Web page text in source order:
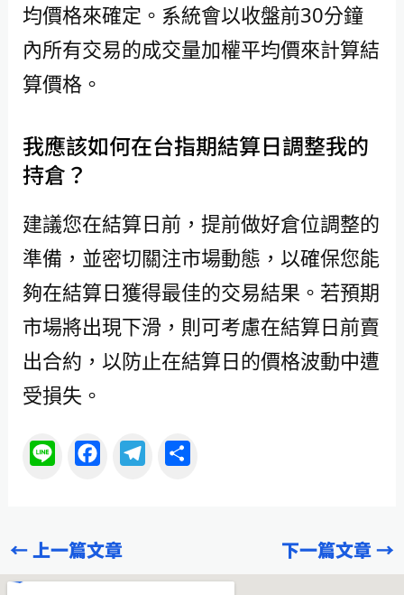
均價格來確定。系統會以收盤前30分鐘
內所有交易的成交量加權平均價來計算結
算價格。
我應該如何在台指期結算日調整我的
持倉？
建議您在結算日前，提前做好倉位調整的
準備，並密切關注市場動態，以確保您能
夠在結算日獲得最佳的交易結果。若預期
市場將出現下滑，則可考慮在結算日前賣
出合約，以防止在結算日的價格波動中遭
受損失。
b
o
r
←上一篇文章 下一篇文章→